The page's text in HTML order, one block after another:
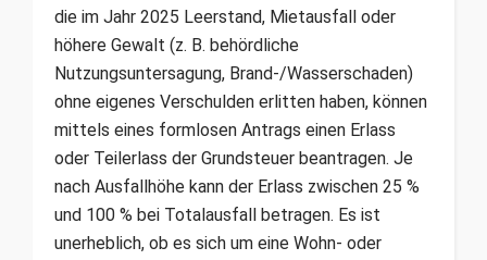
die im Jahr 2025 Leerstand, Mietausfall oder
höhere Gewalt (z. B. behördliche
Nutzungsuntersagung, Brand-/Wasserschaden)
ohne eigenes Verschulden erlitten haben, können
mittels eines formlosen Antrags einen Erlass
oder Teilerlass der Grundsteuer beantragen. Je
nach Ausfallhöhe kann der Erlass zwischen 25 %
und 100 % bei Totalausfall betragen. Es ist
unerheblich, ob es sich um eine Wohn- oder